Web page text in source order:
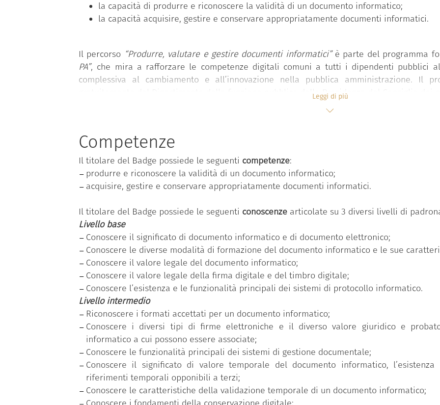
la capacità di produrre e riconoscere la validità di un documento informatico;
la capacità acquisire, gestire e conservare appropriatamente documenti informatici.
Il percorso “Produrre, valutare e gestire documenti informatici”è parte del programma
PA”, che mira a rafforzare le competenze digitali comuni a tutti i dipendenti pubblici
complessiva al cambiamento e all’innovazione nella pubblica amministrazione. Il
gratuitamente dal Dipartimento della funzione pubblica della Presidenza del Consiglio dei
Syllabus “Competenze digitali per la PA”
livelli di padronanza (base, intermedio e avanzato).
“Produrre, valutare e gestire documenti informatici”
per la PA” .
Il dipendente pubblico che ha conseguito il Badge ha partecipato al percorso
acquisite, relativo al livello di padronanza più elevato (avanzato).
Leggi di più
Competenze
Il titolare del Badge possiede le seguenti competenze:
produrre e riconoscere la validità di un documento informatico;
acquisire, gestire e conservare appropriatamente documenti informatici.
Il titolare del Badge possiede le seguenti conoscenze articolate su 3 diversi livelli di
Livello base
Conoscere il significato di documento informatico e di documento elettronico;
Conoscere le diverse modalità di formazione del documento informatico e le sue
Conoscere il valore legale del documento informatico;
Conoscere il valore legale della firma digitale e del timbro digitale;
Conoscere l’esistenza e le funzionalità principali dei sistemi di protocollo informatico.
Livello intermedio
Riconoscere i formati accettati per un documento informatico;
Conoscere i diversi tipi di firme elettroniche e il diverso valore giuridico e
informatico a cui possono essere associate;
Conoscere le funzionalità principali dei sistemi di gestione documentale;
Conoscere il significato di valore temporale del documento informatico,
riferimenti temporali opponibili a terzi;
Conoscere le caratteristiche della validazione temporale di un documento informatico;